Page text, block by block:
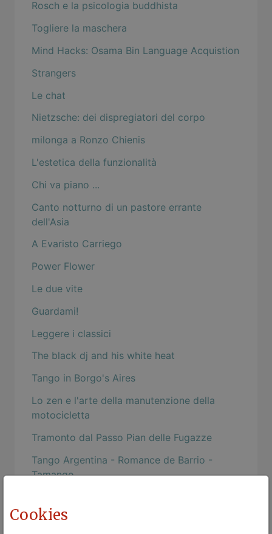
Rosch e la psicologia buddhista
Togliere la maschera
Mind Hacks: Osama Bin Language Acquistion
Strangers
Le chat
Nietzsche: dei dispregiatori del corpo
milonga a Ronzo Chienis
L'estetica della funzionalità
Chi va piano ...
Canto notturno di un pastore errante
dell'Asia
A Evaristo Carriego
Power Flower
Le due vite
Guardami!
Leggere i classici
The black dj and his white heat
Tango in Borgo's Aires
Lo zen e l'arte della manutenzione della
motocicletta
Tramonto dal Passo Pian delle Fugazze
Tango Argentina - Romance de Barrio -
Tamango
Tullio e Niji on the rock
Cookies